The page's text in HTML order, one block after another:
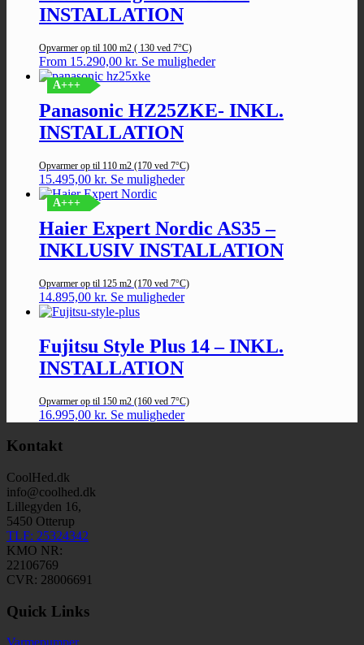
INSTALLATION
Opvarmer op til 100 m2 ( 130 ved 7°C)
From 15.290,00 kr. Se mulighederDette
flere
varianter.
A+++
Panasonic HZ25ZKE- INKL.
INSTALLATION
Opvarmer op til 110 m2 (170 ved 7°C)
15.495,00 kr. Se muligheder
A+++
Haier Expert Nordic AS35 –
INKLUSIV INSTALLATION
Opvarmer op til 125 m2 (170 ved 7°C)
14.895,00 kr. Se muligheder
Fujitsu Style Plus 14 – INKL.
INSTALLATION
Opvarmer op til 150 m2 (160 ved 7°C)
16.995,00 kr. Se muligheder
Kontakt
CoolHed.dk
info@coolhed.dk
Lillegyden 16,
5450 Otterup
TLF: 25324342
KMO NR:
22106769
CVR: 28006691
Quick Links